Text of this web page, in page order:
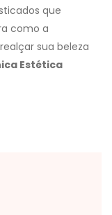
que
como a
sua beleza
Estética